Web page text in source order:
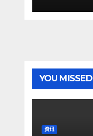
YOU MISSED
资讯